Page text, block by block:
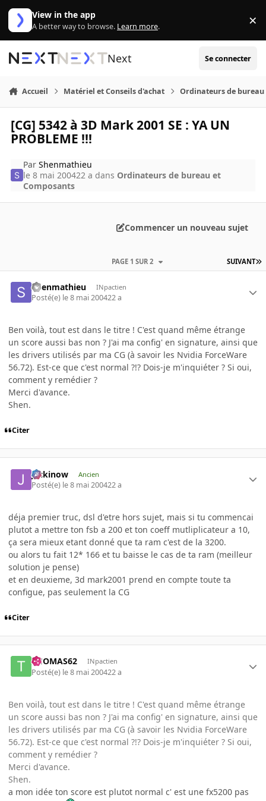
Aller au contenu
View in the app
A better way to browse. Learn more. ×
Next Se connecter
Accueil Matériel et Conseils d'achat Ordinateurs de bureau
[CG] 5342 à 3D Mark 2001 SE : YA UN
PROBLEME !!!
ParShenmathieu
le 8 mai 200422 a dans Ordinateurs de bureau et
Composants
Commencer un nouveau sujet
SUIVANT
PAGE 1 SUR 2
Shenmathieu INpactien
Posté(e) le 8 mai 200422 a
Ben voilà, tout est dans le titre ! C'est quand même étrange
un score aussi bas non ? J'ai ma config' en signature, ainsi que
les drivers utilisés par ma CG (à savoir les Nvidia ForceWare
56.72). Est-ce que c'est normal ?!? Dois-je m'inquiéter ? Si oui,
comment y remédier ?
Merci d'avance.
Shen.
Citer
jackinow Ancien
Posté(e) le 8 mai 200422 a
déja premier truc, dsl d'etre hors sujet, mais si tu commencai
plutot a mettre ton fsb a 200 et ton coeff mutliplicateur a 10,
ça sera mieux etant donné que ta ram c'est de la 3200.
ou alors tu fait 12* 166 et tu baisse le cas de ta ram (meilleur
solution je pense)
et en deuxieme, 3d mark2001 prend en compte toute ta
configue, pas seulement la CG
Citer
THOMAS62 INpactien
Posté(e) le 8 mai 200422 a
Ben voilà, tout est dans le titre ! C'est quand même étrange
un score aussi bas non ? J'ai ma config' en signature, ainsi que
les drivers utilisés par ma CG (à savoir les Nvidia ForceWare
56.72). Est-ce que c'est normal ?!? Dois-je m'inquiéter ? Si oui,
comment y remédier ?
Merci d'avance.
Shen.
a mon idée ton score est plutot normal c' est une fx5200 pas